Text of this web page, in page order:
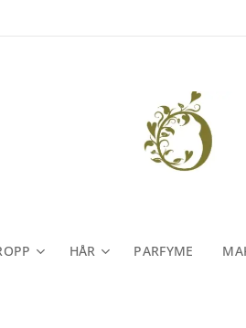
HÅR PARFYME